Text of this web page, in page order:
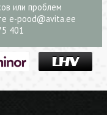
или проблем
e-pood@avita.ee
401